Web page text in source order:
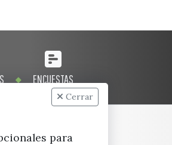
ENCUESTAS
Cerrar
para